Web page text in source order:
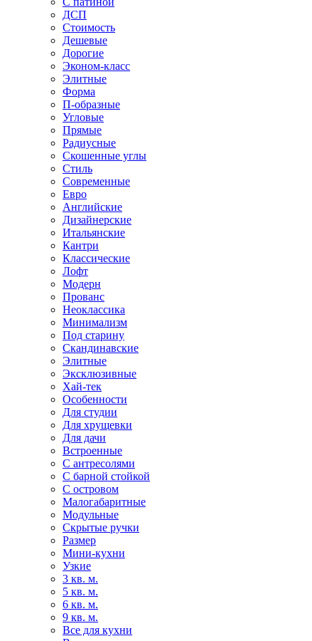
ДСП
Стоимость
Дешевые
Дорогие
Эконом-класс
Элитные
Форма
П-образные
Угловые
Прямые
Радиусные
Скошенные углы
Стиль
Современные
Евро
Английские
Дизайнерские
Итальянские
Кантри
Классические
Лофт
Модерн
Прованс
Неоклассика
Минимализм
Под старину
Скандинавские
Элитные
Эксклюзивные
Хай-тек
Особенности
Для студии
Для хрущевки
Для дачи
Встроенные
С антресолями
С барной стойкой
С островом
Малогабаритные
Модульные
Скрытые ручки
Размер
Мини-кухни
Узкие
3 кв. м.
5 кв. м.
6 кв. м.
9 кв. м.
Все для кухни